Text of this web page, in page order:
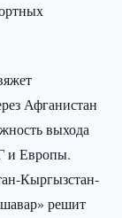
Афганистан
выхода
и Европы.
Кыргызстан-
решит